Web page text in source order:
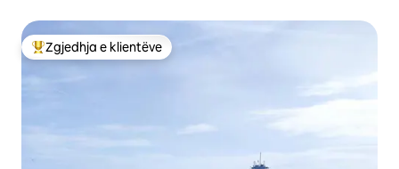
Më të mirat e zgjedhjeve të klientëve
Zgjedhja e klientëve